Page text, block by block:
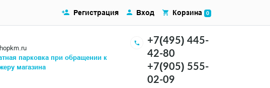
парковка при обращении к
магазина
+7(495) 445-
42-80
+7(905) 555-
02-09
Регистрация Вход Корзина 0